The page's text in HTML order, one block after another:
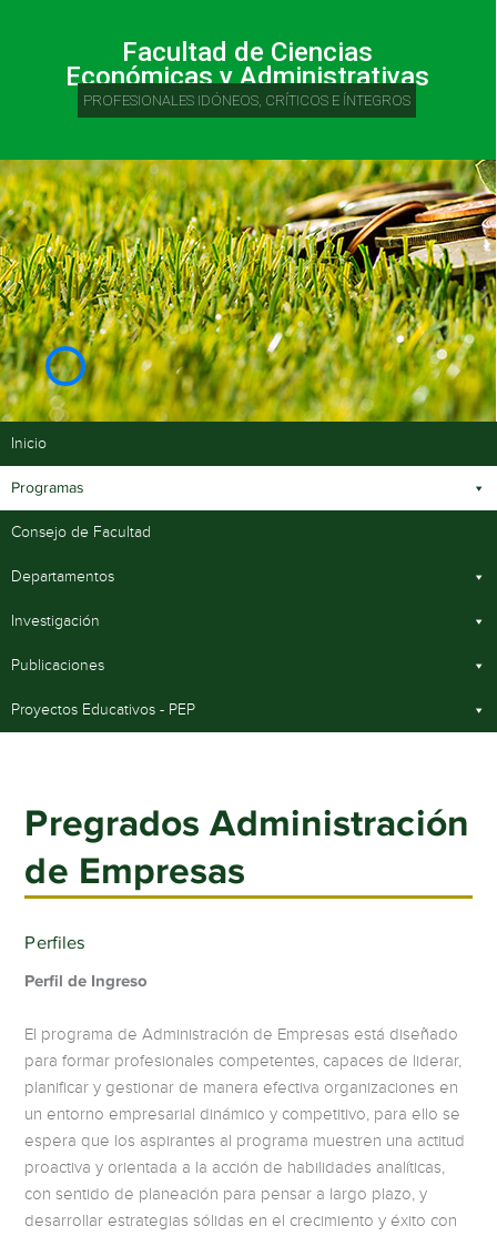
PROFESIONALES IDÓNEOS, CRÍTICOS E ÍNTEGROS
Facultad de Ciencias
Económicas y Administrativas
Inicio
Programas
Consejo de Facultad
Departamentos
Investigación
Publicaciones
Proyectos Educativos - PEP
Pregrados Administración
de Empresas
Perfiles
Perfil de Ingreso
El programa de Administración de Empresas está diseñado
para formar profesionales competentes, capaces de liderar,
planificar y gestionar de manera efectiva organizaciones en
un entorno empresarial dinámico y competitivo, para ello se
espera que los aspirantes al programa muestren una actitud
proactiva y orientada a la acción de habilidades analíticas,
con sentido de planeación para pensar a largo plazo, y
desarrollar estrategias sólidas en el crecimiento y éxito con